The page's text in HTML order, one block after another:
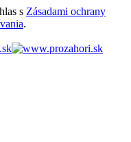
s Zásadami ochrany
.